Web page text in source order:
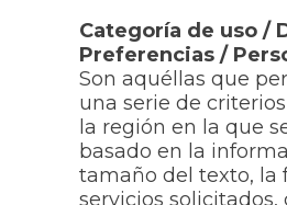
Categoría de uso /
Preferencias /
Son aquéllas que
una serie de
la región en la que
basado en la
tamaño del texto, la
servicios